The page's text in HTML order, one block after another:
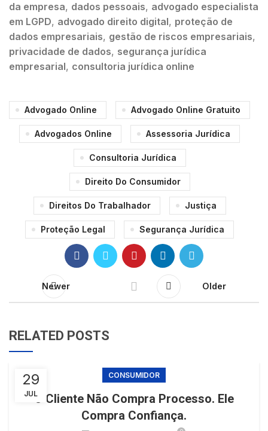
da empresa, dados pessoais, advogado especialista
em LGPD, advogado direito digital, proteção de
dados empresariais, gestão de riscos empresariais,
privacidade de dados, segurança jurídica
empresarial, consultoria jurídica online
Advogado Online Advogado Online Gratuito
Advogados Online Assessoria Jurídica
Consultoria Jurídica
Direito Do Consumidor
Direitos Do Trabalhador Justiça
Proteção Legal Segurança Jurídica
Newer Older
RELATED POSTS
29
JUL
CONSUMIDOR
O Cliente Não Compra Processo. Ele
Compra Confiança.